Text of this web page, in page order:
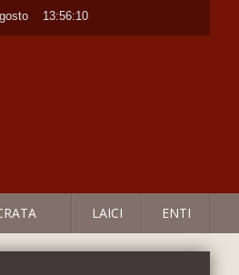
13:56:11
LAICI ENTI